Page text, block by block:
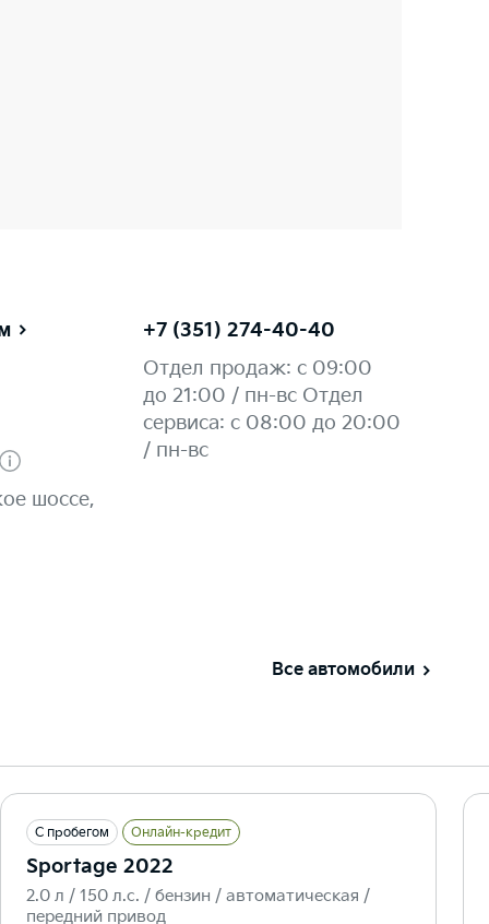
шоссе,
Отдел продаж: c 09:00
до 21:00 / пн-вс Отдел
сервиса: с 08:00 до 20:00
/ пн-вс
+7 (351) 274-40-40
Все автомобили
С пробегом Онлайн-кредит
Sportage 2022
2.0 л / 150 л.c. / бензин / автоматическая /
передний привод